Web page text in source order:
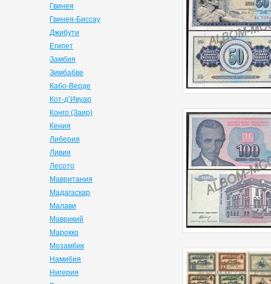
Гвинея
Гвинея-Биссау
Джибути
Египет
Замбия
Зимбабве
Кабо-Верде
Кот-д’Ивуар
Конго (Заир)
Кения
Либерия
Ливия
Лесото
Мавритания
Мадагаскар
Малави
Маврикий
Марокко
Мозамбик
Намибия
Нигерия